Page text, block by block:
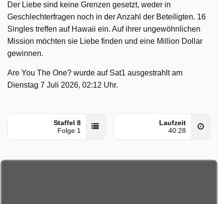
Der Liebe sind keine Grenzen gesetzt, weder in
Geschlechterfragen noch in der Anzahl der Beteiligten. 16
Singles treffen auf Hawaii ein. Auf ihrer ungewöhnlichen
Mission möchten sie Liebe finden und eine Million Dollar
gewinnen.
Are You The One? wurde auf Sat1 ausgestrahlt am
Dienstag 7 Juli 2026, 02:12 Uhr.
Staffel 8
Folge 1
Laufzeit
40:28